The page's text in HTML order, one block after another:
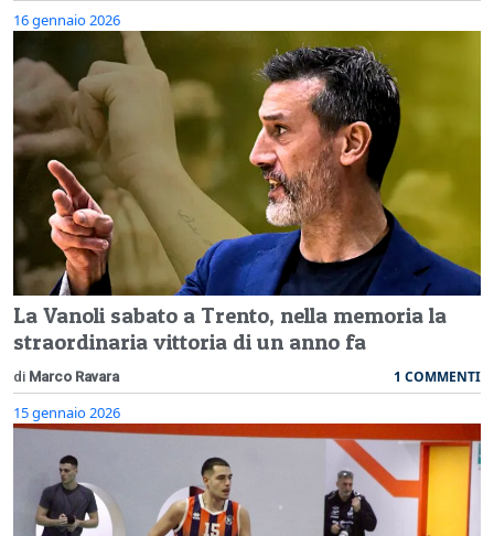
16 gennaio 2026
La Vanoli sabato a Trento, nella memoria la
straordinaria vittoria di un anno fa
di Marco Ravara 1 COMMENTI
15 gennaio 2026